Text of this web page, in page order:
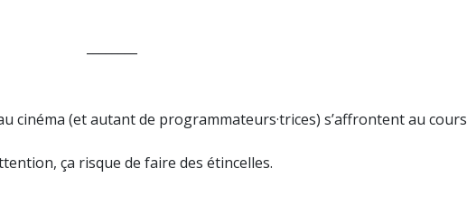
cinéma (et autant de programmateurs·trices) s’affrontent au cours
ça risque de faire des étincelles.